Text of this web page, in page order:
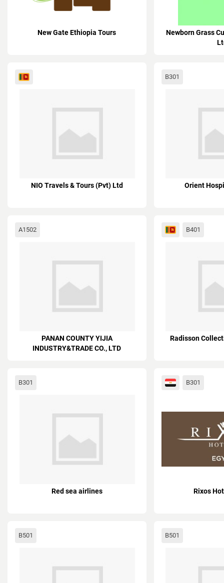
New Gate Ethiopia Tours
Newborn Grass
NIO Travels & Tours (Pvt) Ltd
B301
Orient
A1502
PANAN COUNTY YIJIA
INDUSTRY&TRADE CO., LTD
B401
Radisson
B301
Red sea airlines
B301
Rixos
B501 B501